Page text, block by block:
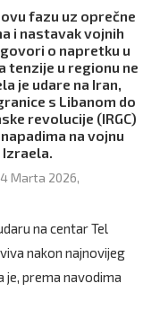
fazu uz oprečne
i nastavak vojnih
o napretku u
tenzije u regionu ne
je udare na Iran,
s Libanom do
revolucije (IRGC)
na vojnu
Marta 2026,
na centar Tel
nakon najnovijeg
je, prema navodima